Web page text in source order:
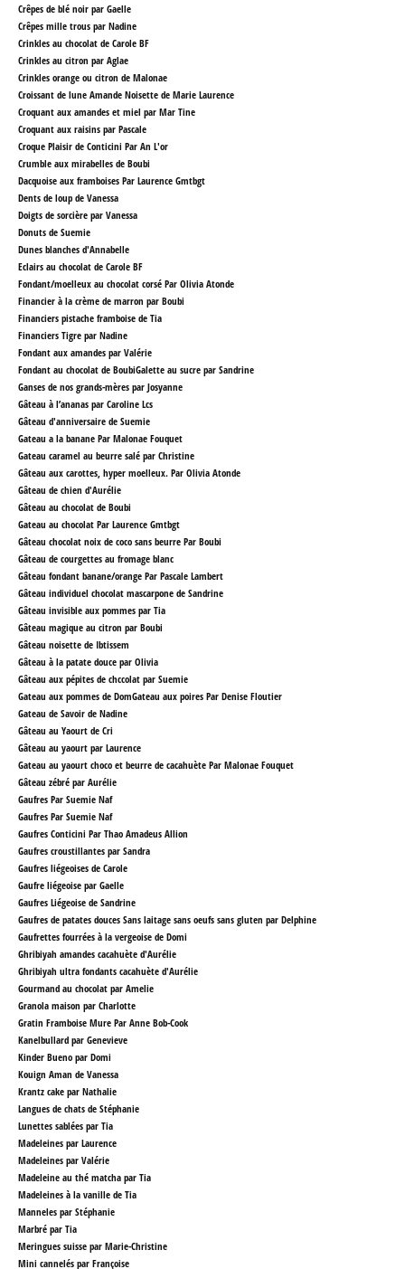
Crêpes de blé noir par Gaelle
Crêpes mille trous par Nadine
Crinkles au chocolat de Carole BF
Crinkles au citron par Aglae
Crinkles orange ou citron de Malonae
Croissant de lune Amande Noisette de Marie Laurence
Croquant aux amandes et miel par Mar Tine
Croquant aux raisins par Pascale
Croque Plaisir de Conticini Par An L'or
Crumble aux mirabelles de Boubi
Dacquoise aux framboises Par Laurence Gmtbgt
Dents de loup de Vanessa
Doigts de sorcière par Vanessa
Donuts de Suemie
Dunes blanches d'Annabelle
Eclairs au chocolat de Carole BF
Fondant/moelleux au chocolat corsé Par Olivia Atonde
Financier à la crème de marron par Boubi
Financiers pistache framboise de Tia
Financiers Tigre par Nadine
Fondant aux amandes par Valérie
Fondant au chocolat de BoubiGalette au sucre par Sandrine
Ganses de nos grands-mères par Josyanne
Gâteau à l’ananas par Caroline Lcs
Gâteau d'anniversaire de Suemie
Gateau a la banane Par Malonae Fouquet
Gateau caramel au beurre salé par Christine
Gâteau aux carottes, hyper moelleux. Par Olivia Atonde
Gâteau de chien d'Aurélie
Gâteau au chocolat de Boubi
Gateau au chocolat Par Laurence Gmtbgt
Gâteau chocolat noix de coco sans beurre Par Boubi
Gâteau de courgettes au fromage blanc
Gâteau fondant banane/orange Par Pascale Lambert
Gâteau individuel chocolat mascarpone de Sandrine
Gâteau invisible aux pommes par Tia
Gâteau magique au citron par Boubi
Gâteau noisette de Ibtissem
Gâteau à la patate douce par Olivia
Gâteau aux pépites de chccolat par Suemie
Gateau aux pommes de DomGateau aux poires Par Denise Floutier
Gateau de Savoir de Nadine
Gâteau au Yaourt de Cri
Gâteau au yaourt par Laurence
Gateau au yaourt choco et beurre de cacahuète Par Malonae Fouquet
Gâteau zébré par Aurélie
Gaufres Par Suemie Naf
Gaufres Par Suemie Naf
Gaufres Conticini Par Thao Amadeus Allion
Gaufres croustillantes par Sandra
Gaufres liégeoises de Carole
Gaufre liégeoise par Gaelle
Gaufres Liégeoise de Sandrine
Gaufres de patates douces Sans laitage sans oeufs sans gluten par Delphine
Gaufrettes fourrées à la vergeoise de Domi
Ghribiyah amandes cacahuète d'Aurélie
Ghribiyah ultra fondants cacahuète d'Aurélie
Gourmand au chocolat par Amelie
Granola maison par Charlotte
Gratin Framboise Mure Par Anne Bob-Cook
Kanelbullard par Genevieve
Kinder Bueno par Domi
Kouign Aman de Vanessa
Krantz cake par Nathalie
Langues de chats de Stéphanie
Lunettes sablées par Tia
Madeleines par Laurence
Madeleines par Valérie
Madeleine au thé matcha par Tia
Madeleines à la vanille de Tia
Manneles par Stéphanie
Marbré par Tia
Meringues suisse par Marie-Christine
Mini cannelés par Françoise